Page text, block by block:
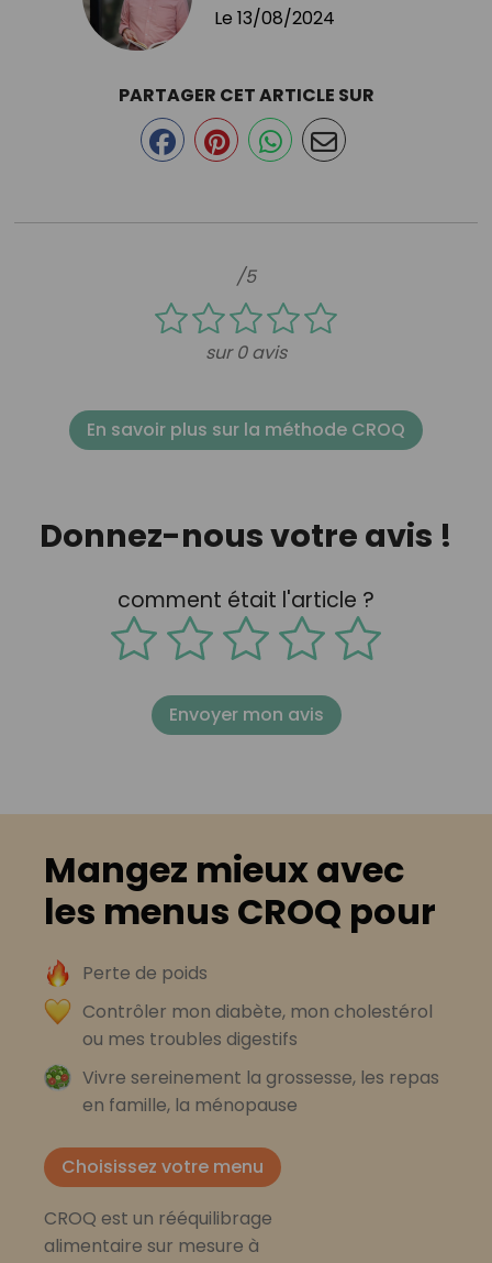
Le 13/08/2024
/5
sur 0 avis
PARTAGER CET ARTICLE SUR
En savoir plus sur la méthode CROQ
Donnez-nous votre avis !
comment était l'article ?
Envoyer mon avis
Mangez mieux avec
les menus CROQ pour
Perte de poids
Contrôler mon diabète, mon cholestérol
ou mes troubles digestifs
Vivre sereinement la grossesse, les repas
en famille, la ménopause
Choisissez votre menu
CROQ est un rééquilibrage
alimentaire sur mesure à